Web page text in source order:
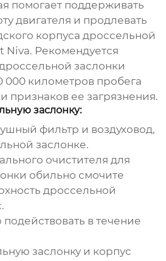
помогает поддерживать
двигателя и продлевать
корпуса дроссельной
Niva. Рекомендуется
заслонки
000 километров пробега
признаков ее загрязнения.
заслонку:
фильтр и воздуховод,
заслонке.
очистителя для
обильно смочите
дроссельной
в течение
заслонку и корпус